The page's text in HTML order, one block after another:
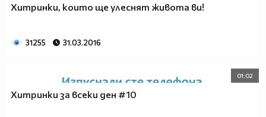
Хитринки, които ще улеснят живота ви!
31255 31.03.2016
01:02
Хитринки за всеки ден #10